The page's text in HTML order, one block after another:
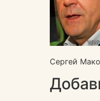
Сергей